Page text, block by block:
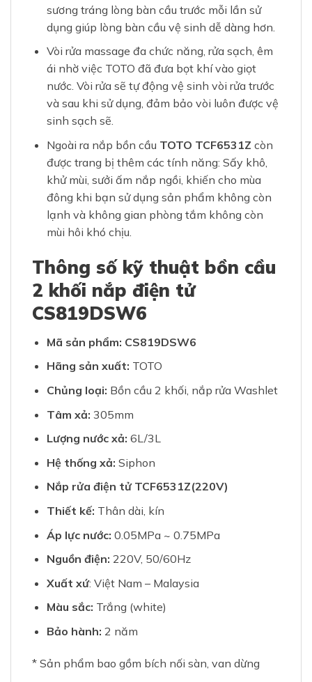
sương tráng lòng bàn cầu trước mỗi lần sử
dụng giúp lòng bàn cầu vệ sinh dễ dàng hơn.
Vòi rửa massage đa chức năng, rửa sạch, êm
ái nhờ việc TOTO đã đưa bọt khí vào giọt
nước. Vòi rửa sẽ tự động vệ sinh vòi rửa trước
và sau khi sử dụng, đảm bảo vòi luôn được vệ
sinh sạch sẽ.
Ngoài ra nắp bồn cầu TOTO TCF6531Z còn
được trang bị thêm các tính năng: Sấy khô,
khử mùi, sưởi ấm nắp ngồi, khiến cho mùa
đông khi bạn sử dụng sản phẩm không còn
lạnh và không gian phòng tắm không còn
mùi hôi khó chịu.
Thông số kỹ thuật bồn cầu
2 khối nắp điện tử
CS819DSW6
Mã sản phẩm: CS819DSW6
Hãng sản xuất: TOTO
Chủng loại: Bồn cầu 2 khối, nắp rửa Washlet
Tâm xả: 305mm
Lượng nước xả: 6L/3L
Hệ thống xả: Siphon
Nắp rửa điện tử TCF6531Z(220V)
Thiết kế: Thân dài, kín
Áp lực nước: 0.05MPa ~ 0.75MPa
Nguồn điện: 220V, 50/60Hz
Xuất xứ: Việt Nam – Malaysia
Màu sắc: Trắng (white)
Bảo hành: 2 năm
* Sản phẩm bao gồm bích nối sàn, van dừng